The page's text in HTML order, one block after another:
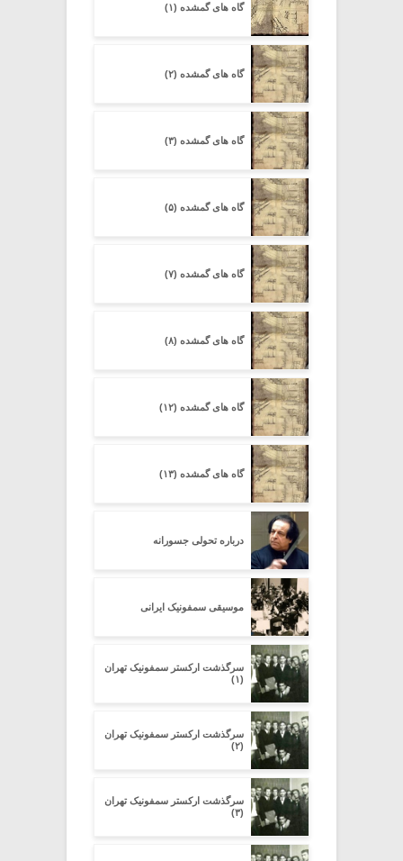
گاه های گمشده (۱)
گاه های گمشده (۲)
گاه های گمشده (۳)
گاه های گمشده (۵)
گاه های گمشده (۷)
گاه های گمشده (۸)
گاه های گمشده (۱۲)
گاه های گمشده (۱۳)
درباره تحولی جسورانه
موسیقی سمفونیک ایرانی
سرگذشت ارکستر سمفونیک تهران
(۱)
سرگذشت ارکستر سمفونیک تهران
(۲)
سرگذشت ارکستر سمفونیک تهران
(۳)